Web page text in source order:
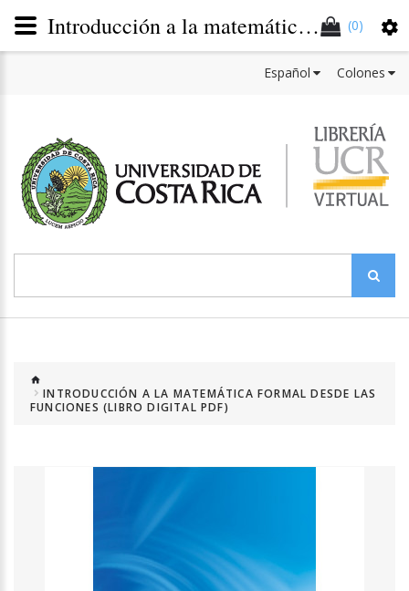
(0)
Colones
Español
INTRODUCCIÓN A LA MATEMÁTICA FORMAL DESDE LAS
FUNCIONES (LIBRO DIGITAL PDF)
Introducción a la matemática formal desde las funciones (Libro digital PDF)